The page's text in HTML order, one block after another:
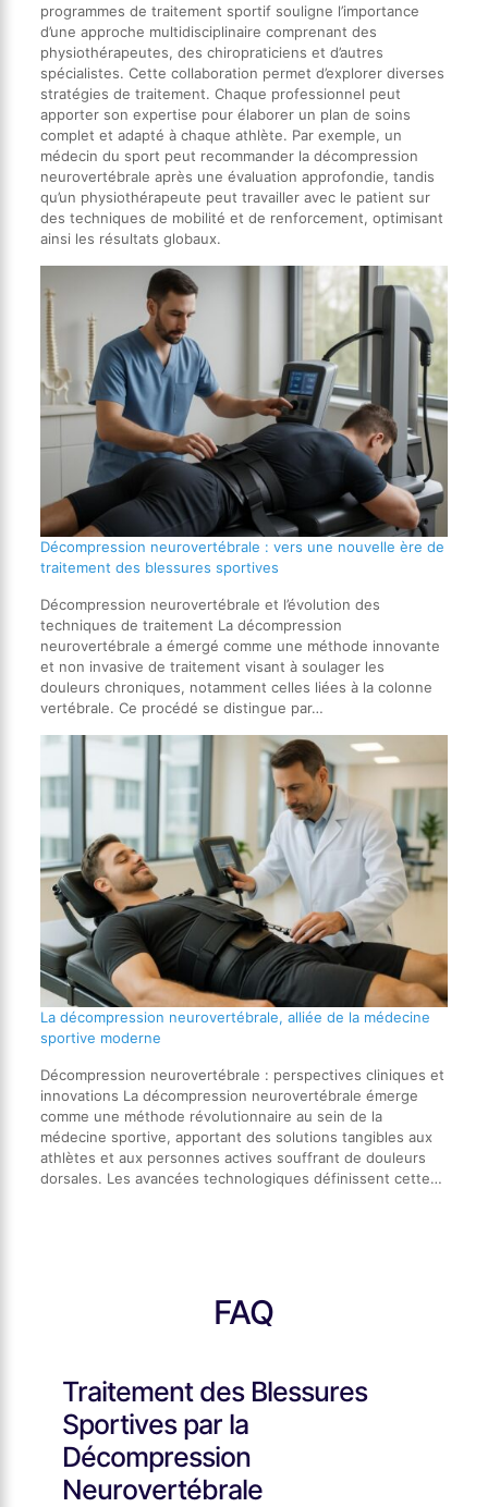
programmes de traitement sportif souligne l’importance
d’une approche multidisciplinaire comprenant des
physiothérapeutes, des chiropraticiens et d’autres
spécialistes. Cette collaboration permet d’explorer diverses
stratégies de traitement. Chaque professionnel peut
apporter son expertise pour élaborer un plan de soins
complet et adapté à chaque athlète. Par exemple, un
médecin du sport peut recommander la décompression
neurovertébrale après une évaluation approfondie, tandis
qu’un physiothérapeute peut travailler avec le patient sur
des techniques de mobilité et de renforcement, optimisant
ainsi les résultats globaux.
Décompression neurovertébrale : vers une nouvelle ère de
traitement des blessures sportives
Décompression neurovertébrale et l’évolution des
techniques de traitement La décompression
neurovertébrale a émergé comme une méthode innovante
et non invasive de traitement visant à soulager les
douleurs chroniques, notamment celles liées à la colonne
vertébrale. Ce procédé se distingue par…
La décompression neurovertébrale, alliée de la médecine
sportive moderne
Décompression neurovertébrale : perspectives cliniques et
innovations La décompression neurovertébrale émerge
comme une méthode révolutionnaire au sein de la
médecine sportive, apportant des solutions tangibles aux
athlètes et aux personnes actives souffrant de douleurs
dorsales. Les avancées technologiques définissent cette…
FAQ
Traitement des Blessures
Sportives par la
Décompression
Neurovertébrale